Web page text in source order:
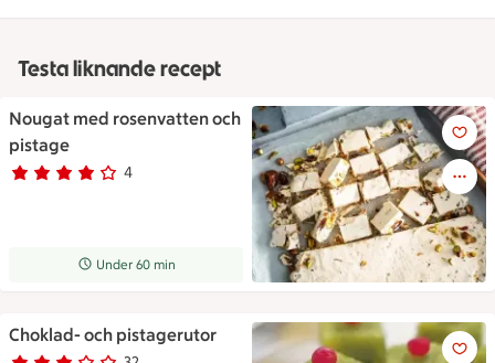
Testa liknande recept
Nougat med rosenvatten och
pistage
Betyg 4 av 5.
4
4 personer har röstat
Receptet tar Under 60 min att tillaga
Under 60 min
Nougat med rosenvatten och
Choklad- och pistagerutor
Choklad- och pistagerutor